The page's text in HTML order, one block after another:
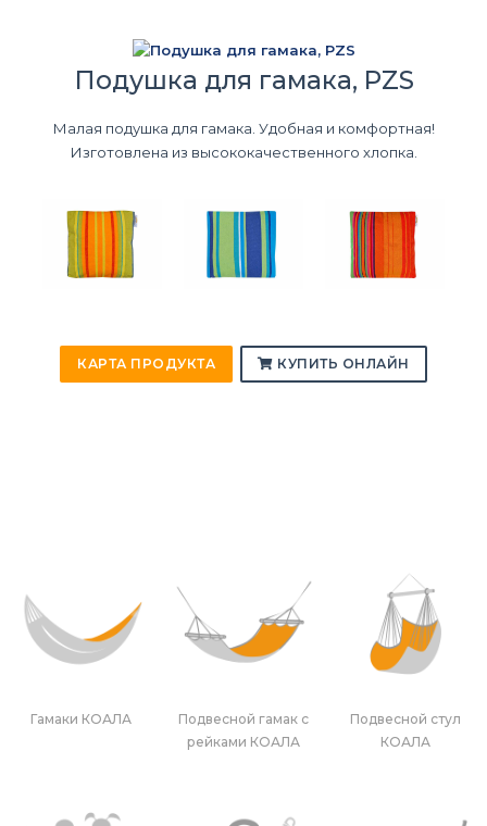
Подушка для гамака, PZS
Малая подушка для гамака. Удобная и комфортная!
Изготовлена из высококачественного хлопка.
КАРТА ПРОДУКТА КУПИТЬ ОНЛАЙН
Гамаки КОАЛА
Подвесной гамак с
рейками КОАЛА
Подвесной стул
КОАЛА